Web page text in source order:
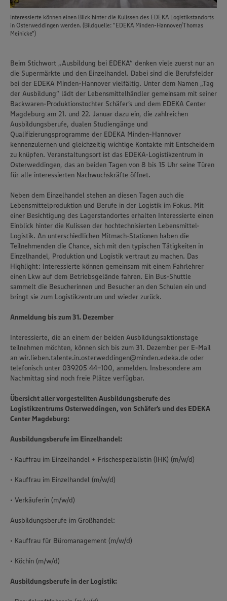
Interessierte können einen Blick hinter die Kulissen des EDEKA Logistikstandorts
in Osterweddingen werden. (Bildquelle: "EDEKA Minden-Hannover/Thomas
Meinicke")
Beim Stichwort „Ausbildung bei EDEKA“ denken viele zuerst nur an
die Supermärkte und den Einzelhandel. Dabei sind die Berufsfelder
bei der EDEKA Minden-Hannover vielfältig. Unter dem Namen „Tag
der Ausbildung“ lädt der Lebensmittelhändler gemeinsam mit seiner
Backwaren-Produktionstochter Schäfer’s und dem EDEKA Center
Magdeburg am 21. und 22. Januar dazu ein, die zahlreichen
Ausbildungsberufe, dualen Studiengänge und
Qualifizierungsprogramme der EDEKA Minden-Hannover
kennenzulernen und gleichzeitig wichtige Kontakte mit Entscheidern
zu knüpfen. Veranstaltungsort ist das EDEKA-Logistikzentrum in
Osterweddingen, das an beiden Tagen von 8 bis 15 Uhr seine Türen
für alle interessierten Nachwuchskräfte öffnet.
Neben dem Einzelhandel stehen an diesen Tagen auch die
Lebensmittelproduktion und Berufe in der Logistik im Fokus. Mit
einer Besichtigung des Lagerstandortes erhalten Interessierte einen
Einblick hinter die Kulissen der hochtechnisierten Lebensmittel-
Logistik. An unterschiedlichen Mitmach-Stationen haben die
Teilnehmenden die Chance, sich mit den typischen Tätigkeiten in
Einzelhandel, Produktion und Logistik vertraut zu machen. Das
Highlight: Interessierte können gemeinsam mit einem Fahrlehrer
einen Lkw auf dem Betriebsgelände fahren. Ein Bus-Shuttle
sammelt die Besucherinnen und Besucher an den Schulen ein und
bringt sie zum Logistikzentrum und wieder zurück.
Anmeldung bis zum 31. Dezember
Interessierte, die an einem der beiden Ausbildungsaktionstage
teilnehmen möchten, können sich bis zum 31. Dezember per E-Mail
an wir.lieben.talente.in.osterweddingen@minden.edeka.de oder
telefonisch unter 039205 44-100, anmelden. Insbesondere am
Nachmittag sind noch freie Plätze verfügbar.
Übersicht aller vorgestellten Ausbildungsberufe des
Logistikzentrums Osterweddingen, von Schäfer’s und des EDEKA
Center Magdeburg:
Ausbildungsberufe im Einzelhandel:
• Kauffrau im Einzelhandel + Frischespezialistin (IHK) (m/w/d)
• Kauffrau im Einzelhandel (m/w/d)
• Verkäuferin (m/w/d)
Ausbildungsberufe im Großhandel:
• Kauffrau für Büromanagement (m/w/d)
• Köchin (m/w/d)
Ausbildungsberufe in der Logistik: